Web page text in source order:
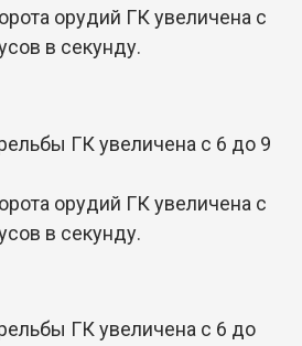
орудий ГК увеличена с
в секунду.
ГК увеличена с 6 до 9
орудий ГК увеличена с
в секунду.
ГК увеличена с 6 до